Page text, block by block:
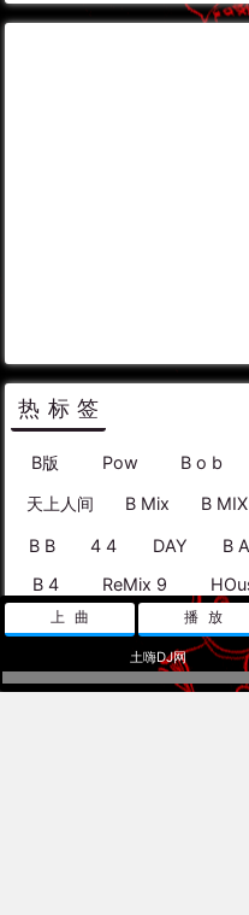
热标签
B版 Pow B o b
天上人间 B Mix B MIX
B B 4 4 DAY B A
B 4
ReMix 9
B 128
是
热播放
上曲 播放
土嗨DJ网